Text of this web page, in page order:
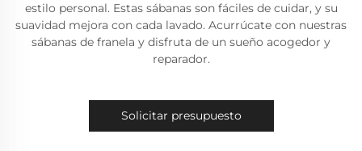
estilo personal. Estas sábanas son fáciles de cuidar, y su
suavidad mejora con cada lavado. Acurrúcate con nuestras
sábanas de franela y disfruta de un sueño acogedor y
reparador.
Solicitar presupuesto